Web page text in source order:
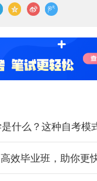
什么？这种自考模
效毕业班，助你更